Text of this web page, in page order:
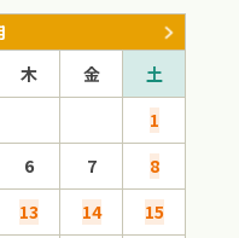
木 金
土
1
6 7
8
13 14
15